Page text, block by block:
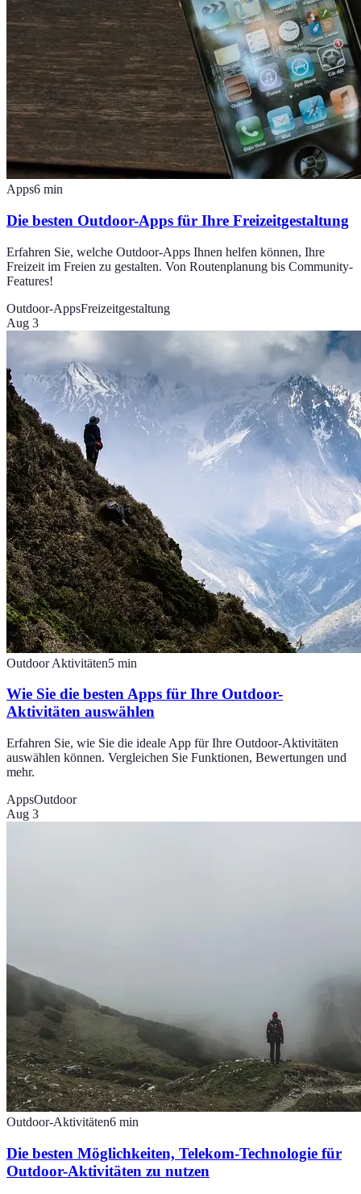
Apps6 min
Die besten Outdoor-Apps für Ihre Freizeitgestaltung
Erfahren Sie, welche Outdoor-Apps Ihnen helfen können, Ihre
Freizeit im Freien zu gestalten. Von Routenplanung bis Community-
Features!
Outdoor-AppsFreizeitgestaltung
Aug 3
Outdoor Aktivitäten5 min
Wie Sie die besten Apps für Ihre Outdoor-
Aktivitäten auswählen
Erfahren Sie, wie Sie die ideale App für Ihre Outdoor-Aktivitäten
auswählen können. Vergleichen Sie Funktionen, Bewertungen und
mehr.
AppsOutdoor
Aug 3
Outdoor-Aktivitäten6 min
Die besten Möglichkeiten, Telekom-Technologie für
Outdoor-Aktivitäten zu nutzen